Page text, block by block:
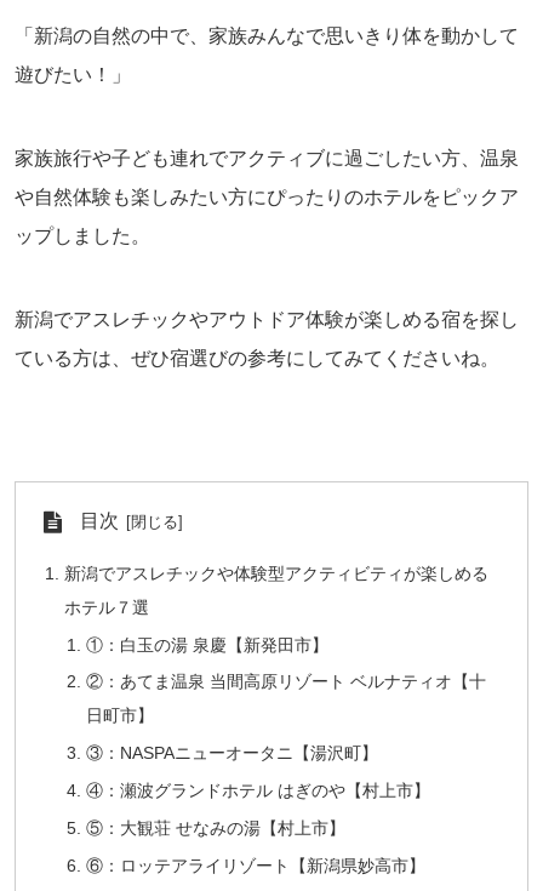
「新潟の自然の中で、家族みんなで思いきり体を動かして
遊びたい！」
家族旅行や子ども連れでアクティブに過ごしたい方、温泉
や自然体験も楽しみたい方にぴったりのホテルをピックア
ップしました。
新潟でアスレチックやアウトドア体験が楽しめる宿を探し
ている方は、ぜひ宿選びの参考にしてみてくださいね。
目次
新潟でアスレチックや体験型アクティビティが楽しめる
ホテル７選
①：白玉の湯 泉慶【新発田市】
②：あてま温泉 当間高原リゾート ベルナティオ【十
日町市】
③：NASPAニューオータニ【湯沢町】
④：瀬波グランドホテル はぎのや【村上市】
⑤：大観荘 せなみの湯【村上市】
⑥：ロッテアライリゾート【新潟県妙高市】